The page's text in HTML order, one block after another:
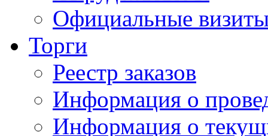
Официальные
Торги
Реестр заказов
Информация о
Информация о